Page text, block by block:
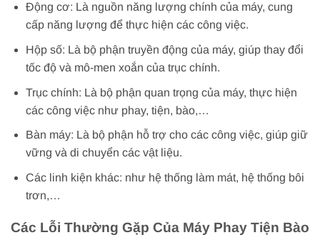
Động cơ: Là nguồn năng lượng chính của máy, cung
cấp năng lượng để thực hiện các công việc.
Hộp số: Là bộ phận truyền động của máy, giúp thay đổi
tốc độ và mô-men xoắn của trục chính.
Trục chính: Là bộ phận quan trọng của máy, thực hiện
các công việc như phay, tiện, bào,…
Bàn máy: Là bộ phận hỗ trợ cho các công việc, giúp giữ
vững và di chuyển các vật liệu.
Các linh kiện khác: như hệ thống làm mát, hệ thống bôi
trơn,…
Các Lỗi Thường Gặp Của Máy Phay Tiện Bào